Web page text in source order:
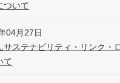
ついて
04月27日
サステナビリティ・リンク・
て